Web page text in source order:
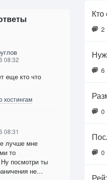
08:32
еще кто что
хостингам
08:31
лучше мне
то
посмотри ты
не…
2
6
0
0